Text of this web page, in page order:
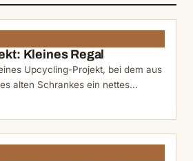
Kleines Regal
Upcycling-Projekt, bei dem aus
alten Schrankes ein nettes…